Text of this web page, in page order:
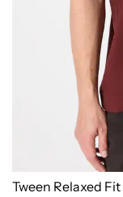
Tween Relaxed